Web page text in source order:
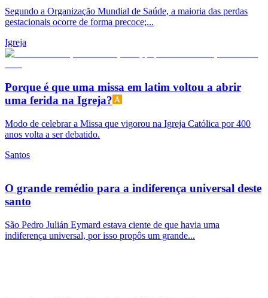
Segundo a Organização Mundial de Saúde, a maioria das perdas
gestacionais ocorre de forma precoce;...
Igreja
Porque é que uma missa em latim voltou a abrir
uma ferida na Igreja?
Modo de celebrar a Missa que vigorou na Igreja Católica por 400
anos volta a ser debatido.
Santos
O grande remédio para a indiferença universal deste
santo
São Pedro Julián Eymard estava ciente de que havia uma
indiferença universal, por isso propôs um grande...